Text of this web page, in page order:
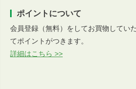
ポイントについて
会員登録（無料）をしてお買物してい
てポイントがつきます。
詳細はこちら >>